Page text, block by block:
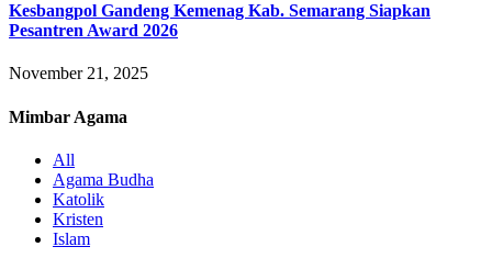
Kesbangpol Gandeng Kemenag Kab. Semarang Siapkan
Pesantren Award 2026
November 21, 2025
Mimbar Agama
All
Agama Budha
Katolik
Kristen
Islam